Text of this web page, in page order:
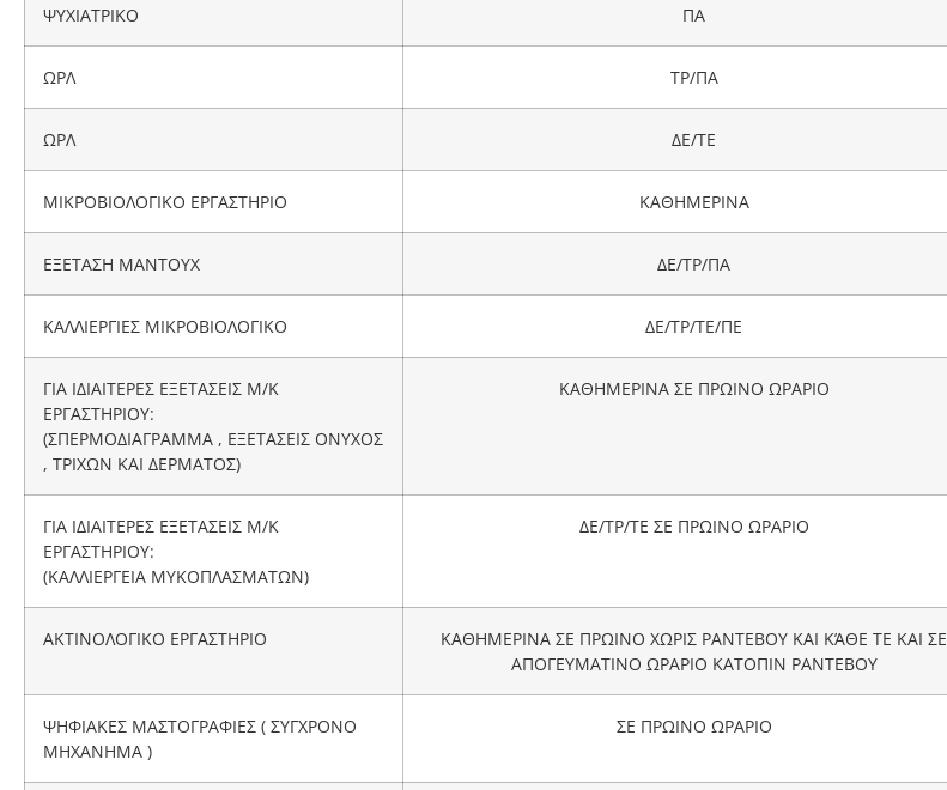
ΨΥΧΙΑΤΡΙΚΟ ΠΑ
ΩΡΛ ΤΡ/ΠΑ
ΩΡΛ ΔΕ/ΤΕ
ΜΙΚΡΟΒΙΟΛΟΓΙΚΟ ΕΡΓΑΣΤΗΡΙΟ ΚΑΘΗΜΕΡΙΝΑ
ΕΞΕΤΑΣΗ ΜΑNTOYX ΔΕ/ΤΡ/ΠΑ
ΚΑΛΛΙΕΡΓΙΕΣ ΜΙΚΡΟΒΙΟΛΟΓΙΚΟ ΔΕ/ΤΡ/ΤΕ/ΠΕ
ΓΙΑ ΙΔΙΑΙΤΕΡΕΣ ΕΞΕΤΑΣΕΙΣ Μ/Κ
ΕΡΓΑΣΤΗΡΙΟΥ:
(ΣΠΕΡΜΟΔΙΑΓΡΑΜΜΑ , ΕΞΕΤΑΣΕΙΣ ΟΝΥΧΟΣ
, ΤΡΙΧΩΝ ΚΑΙ ΔΕΡΜΑΤΟΣ)
ΚΑΘΗΜΕΡΙΝΑ ΣΕ ΠΡΩΙΝΟ ΩΡΑΡΙΟ
ΓΙΑ ΙΔΙΑΙΤΕΡΕΣ ΕΞΕΤΑΣΕΙΣ Μ/Κ
ΕΡΓΑΣΤΗΡΙΟΥ:
(ΚΑΛΛΙΕΡΓΕΙΑ ΜΥΚΟΠΛΑΣΜΑΤΩΝ)
ΔΕ/ΤΡ/ΤΕ ΣΕ ΠΡΩΙΝΟ ΩΡΑΡΙΟ
ΑΚΤΙΝΟΛΟΓΙΚΟ ΕΡΓΑΣΤΗΡΙΟ
ΚΑΘΗΜΕΡΙΝΑ ΣΕ ΠΡΩΙΝΟ ΧΩΡΙΣ ΡΑΝΤΕΒΟΥ ΚΑΙ ΚΆΘΕ ΤΕ ΚΑΙ ΣΕ
ΑΠΟΓΕΥΜΑΤΙΝΟ ΩΡΑΡΙΟ ΚΑΤΟΠΙΝ ΡΑΝΤΕΒΟΥ
ΨΗΦΙΑΚΕΣ ΜΑΣΤΟΓΡΑΦΙΕΣ ( ΣΥΓΧΡΟΝΟ
ΜΗΧΑΝΗΜΑ )
ΣΕ ΠΡΩΙΝΟ ΩΡΑΡΙΟ